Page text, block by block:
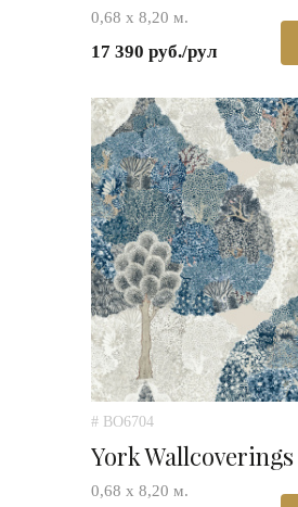
0,68 х 8,20 м.
17 390 руб./рул
# BO6704
York Wallcoverings
0,68 х 8,20 м.